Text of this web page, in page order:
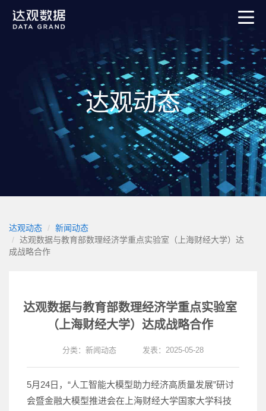
达观动态
达观动态
新闻动态
达观数据与教育部数理经济学重点实验室（上海财经大学）达
成战略合作
达观数据与教育部数理经济学重点实验室
（上海财经大学）达成战略合作
分类： 新闻动态 发表：2025-05-28
5月24日，“人工智能大模型助力经济高质量发展”研讨
会暨金融大模型推进会在上海财经大学国家大学科技